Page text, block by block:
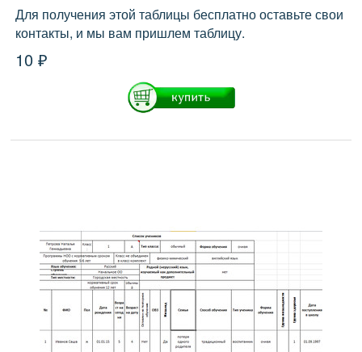
Для получения этой таблицы бесплатно оставьте свои
контакты, и мы вам пришлем таблицу.
10 ₽